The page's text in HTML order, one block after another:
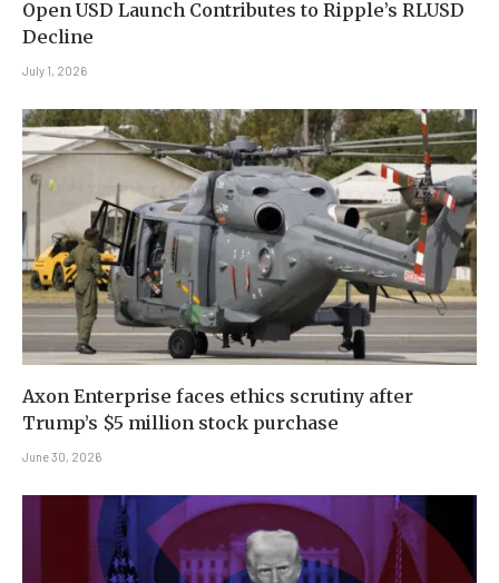
Open USD Launch Contributes to Ripple’s RLUSD
Decline
July 1, 2026
Axon Enterprise faces ethics scrutiny after
Trump’s $5 million stock purchase
June 30, 2026